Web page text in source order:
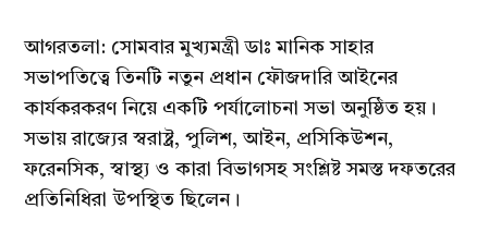
আগরতলা: সোমবার মুখ্যমন্ত্রী ডাঃ মানিক সাহার
সভাপতিত্বে তিনটি নতুন প্রধান ফৌজদারি আইনের
কার্যকরকরণ নিয়ে একটি পর্যালোচনা সভা অনুষ্ঠিত হয়।
সভায় রাজ্যের স্বরাষ্ট্র, পুলিশ, আইন, প্রসিকিউশন,
ফরেনসিক, স্বাস্থ্য ও কারা বিভাগসহ সংশ্লিষ্ট সমস্ত দফতরের
প্রতিনিধিরা উপস্থিত ছিলেন।